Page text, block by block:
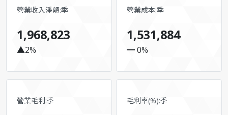
營業收入淨額:季
1,968,823
▲2%
營業成本:季
1,531,884
━ 0%
營業毛利:季 毛利率(%):季